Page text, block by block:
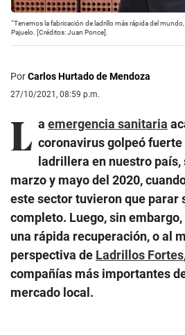
“Tenemos la fabricación de ladrillo más rápida del
Pajuelo. [Créditos: Juan Ponce].
PorCarlos Hurtado de Mendoza
27/10/2021, 08:59 p.m.
L a emergencia sanitaria
coronavirus golpeó
ladrillera en nuestro país,
marzo y mayo del 2020,
este sector tuvieron que parar
completo. Luego, sin
una rápida recuperación, o al
perspectiva de Ladrillos Fortes
compañías más importantes
mercado local.